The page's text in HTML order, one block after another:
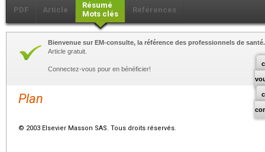
PDF Article
Résumé
Mots clés
Références
Bienvenue sur EM-consulte, la référence des professionnels de santé.
Article gratuit.
Connectez-vous pour en bénéficier!
Plan
© 2003 Elsevier Masson SAS. Tous droits réservés.